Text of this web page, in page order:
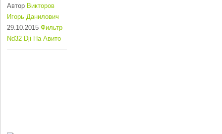
Автор Викторов
Игорь Данилович
29.10.2015Фильтр
Nd32 Dji На Авито